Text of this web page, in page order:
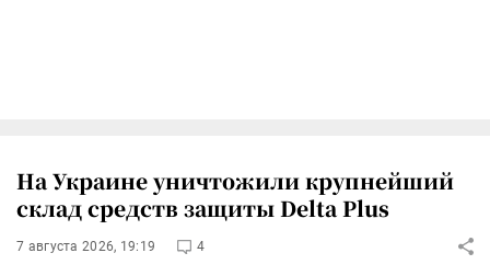
На Украине уничтожили крупнейший
склад средств защиты Delta Plus
7 августа 2026, 19:19 4